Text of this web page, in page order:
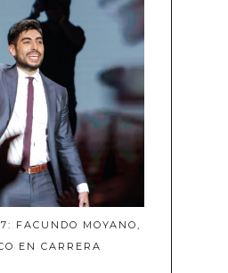
FACUNDO MOYANO,
EN CARRERA